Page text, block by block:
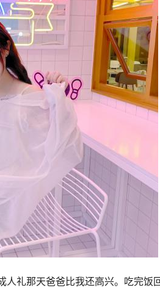
礼那天爸爸比我还高兴。吃完饭